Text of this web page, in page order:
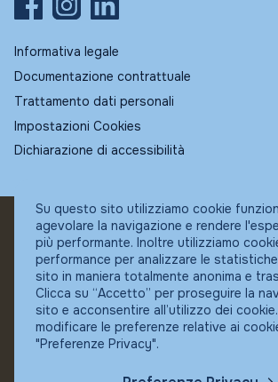
Informativa legale
Documentazione contrattuale
Trattamento dati personali
Impostazioni Cookies
Dichiarazione di accessibilità
© Fundstore
Collocatore autorizzato:
Banca Ifigest SpA
P.Iva: 04337180485
Su questo sito utilizziamo cookie
agevolare la navigazione e rendere
più performante. Inoltre utilizziamo
performance per analizzare le
sito in maniera totalmente anonima e
Clicca su “Accetto” per proseguire la
sito e acconsentire all’utilizzo dei
modificare le preferenze relative ai
"Preferenze Privacy".